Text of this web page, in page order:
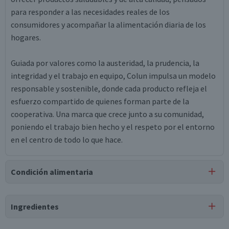
para responder a las necesidades reales de los
consumidores y acompañar la alimentación diaria de los
hogares.
Guiada por valores como la austeridad, la prudencia, la
integridad y el trabajo en equipo, Colun impulsa un modelo
responsable y sostenible, donde cada producto refleja el
esfuerzo compartido de quienes forman parte de la
cooperativa. Una marca que crece junto a su comunidad,
poniendo el trabajo bien hecho y el respeto por el entorno
en el centro de todo lo que hace.
Condición alimentaria
Ingredientes